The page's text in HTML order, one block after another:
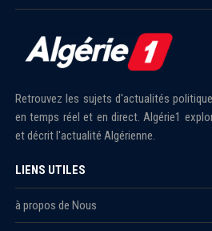
Retrouvez les sujets d'actualités
en temps réel et en direct. Algérie1
et décrit l'actualité Algérienne.
LIENS UTILES
à propos de Nous